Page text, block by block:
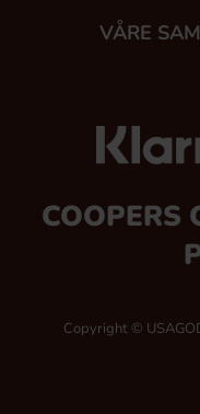
VÅRE
COOPERS
Copyright ©